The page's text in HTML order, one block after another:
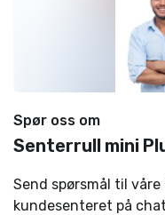
Spør oss om
Senterrull mini
Send spørsmål til
kundesenteret på